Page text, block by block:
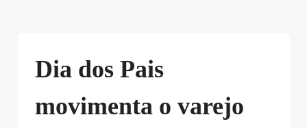
Dia dos Pais
movimenta o varejo